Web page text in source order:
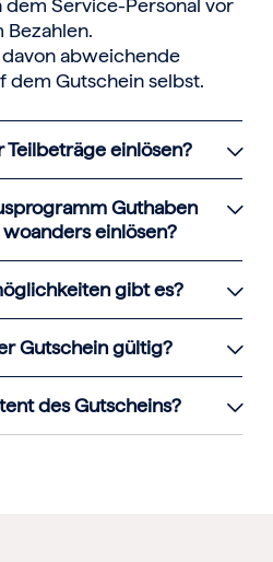
Service-Personal vor
Bezahlen.
abweichende
dem Gutschein selbst.
Teilbeträge einlösen?
Guthaben
einlösen?
gibt es?
Gutschein gültig?
des Gutscheins?